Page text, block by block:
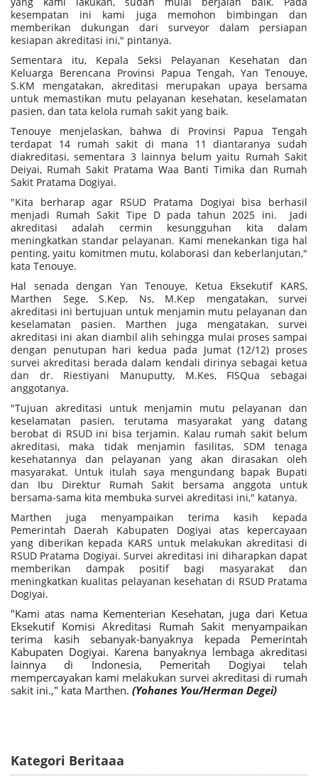
kesempatan ini kami juga memohon bimbingan dan
memberikan dukungan dari surveyor dalam persiapan
kesiapan akreditasi ini," pintanya.
Sementara itu, Kepala Seksi Pelayanan Kesehatan dan
Keluarga Berencana Provinsi Papua Tengah, Yan Tenouye,
S.KM mengatakan, akreditasi merupakan upaya bersama
untuk memastikan mutu pelayanan kesehatan, keselamatan
pasien, dan tata kelola rumah sakit yang baik.
Tenouye menjelaskan, bahwa di Provinsi Papua Tengah
terdapat 14 rumah sakit di mana 11 diantaranya sudah
diakreditasi, sementara 3 lainnya belum yaitu Rumah Sakit
Deiyai, Rumah Sakit Pratama Waa Banti Timika dan Rumah
Sakit Pratama Dogiyai.
"Kita berharap agar RSUD Pratama Dogiyai bisa berhasil
menjadi Rumah Sakit Tipe D pada tahun 2025 ini. Jadi
akreditasi adalah cermin kesungguhan kita dalam
meningkatkan standar pelayanan. Kami menekankan tiga hal
penting, yaitu komitmen mutu, kolaborasi dan keberlanjutan,"
kata Tenouye.
Hal senada dengan Yan Tenouye, Ketua Eksekutif KARS,
Marthen Sege, S.Kep, Ns, M.Kep mengatakan, survei
akreditasi ini bertujuan untuk menjamin mutu pelayanan dan
keselamatan pasien. Marthen juga mengatakan, survei
akreditasi ini akan diambil alih sehingga mulai proses sampai
dengan penutupan hari kedua pada Jumat (12/12) proses
survei akreditasi berada dalam kendali dirinya sebagai ketua
dan dr. Riestiyani Manuputty, M.Kes, FISQua sebagai
anggotanya.
"Tujuan akreditasi untuk menjamin mutu pelayanan dan
keselamatan pasien, terutama masyarakat yang datang
berobat di RSUD ini bisa terjamin. Kalau rumah sakit belum
akreditasi, maka tidak menjamin fasilitas, SDM tenaga
kesehatannya dan pelayanan yang akan dirasakan oleh
masyarakat. Untuk itulah saya mengundang bapak Bupati
dan Ibu Direktur Rumah Sakit bersama anggota untuk
bersama-sama kita membuka survei akreditasi ini," katanya.
Marthen juga menyampaikan terima kasih kepada
Pemerintah Daerah Kabupaten Dogiyai atas kepercayaan
yang diberikan kepada KARS untuk melakukan akreditasi di
RSUD Pratama Dogiyai. Survei akreditasi ini diharapkan dapat
memberikan dampak positif bagi masyarakat dan
meningkatkan kualitas pelayanan kesehatan di RSUD Pratama
Dogiyai.
"Kami atas nama Kementerian Kesehatan, juga dari Ketua
Eksekutif Komisi Akreditasi Rumah Sakit menyampaikan
terima kasih sebanyak-banyaknya kepada Pemerintah
Kabupaten Dogiyai. Karena banyaknya lembaga akreditasi
lainnya di Indonesia, Pemeritah Dogiyai telah
mempercayakan kami melakukan survei akreditasi di rumah
sakit ini.," kata Marthen. (Yohanes You/Herman Degei)
Kategori Beritaaa